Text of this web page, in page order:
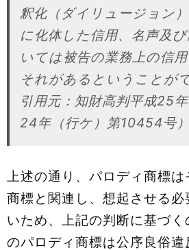
釈化（ダイリュージョン
に化体した信用、名声及
いては被告の業務上の信
それがあるということが
引用元：知財高判平成25
24年（行ケ）第10454号）
上述の通り、パロディ商標
商標と関連し、想起させる必
いため、上記の判断に基づく
のパロディ商標は公序良俗